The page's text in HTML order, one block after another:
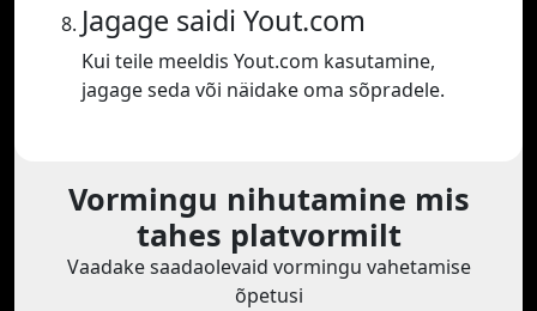
Jagage saidi Yout.com
Kui teile meeldis Yout.com kasutamine,
jagage seda või näidake oma sõpradele.
Vormingu nihutamine mis
tahes platvormilt
Vaadake saadaolevaid vormingu vahetamise
õpetusi